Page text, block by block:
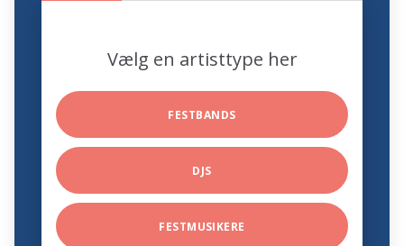
Vælg en artisttype her
FESTBANDS
DJS
FESTMUSIKERE